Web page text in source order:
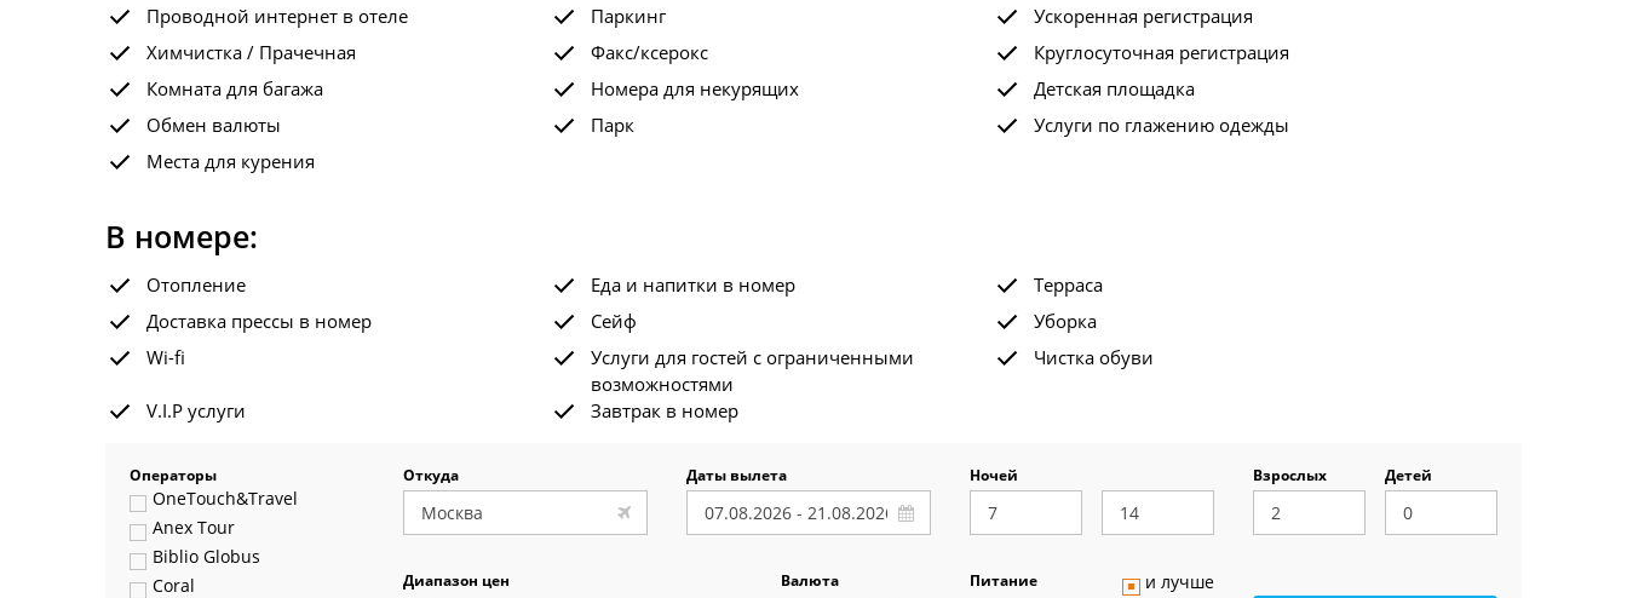
Проводной интернет в отеле
Паркинг
Ускоренная регистрация
Химчистка / Прачечная
Факс/ксерокс
Круглосуточная регистрация
Комната для багажа
Номера для некурящих
Детская площадка
Обмен валюты
Парк
Услуги по глажению одежды
Места для курения
В номере:
Отопление Еда и напитки в номер
Терраса
Доставка прессы в номер
Сейф
Уборка
Wi-fi
Услуги для гостей с ограниченными
возможностями
Чистка обуви
V.I.P услуги Завтрак в номер
Операторы
OneTouch&Travel
Anex Tour
Biblio Globus
Coral
Откуда Даты вылета Ночей Взрослых Детей
Диапазон цен
Валюта
Питание и лучше